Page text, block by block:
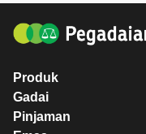
Produk
Gadai
Pinjaman